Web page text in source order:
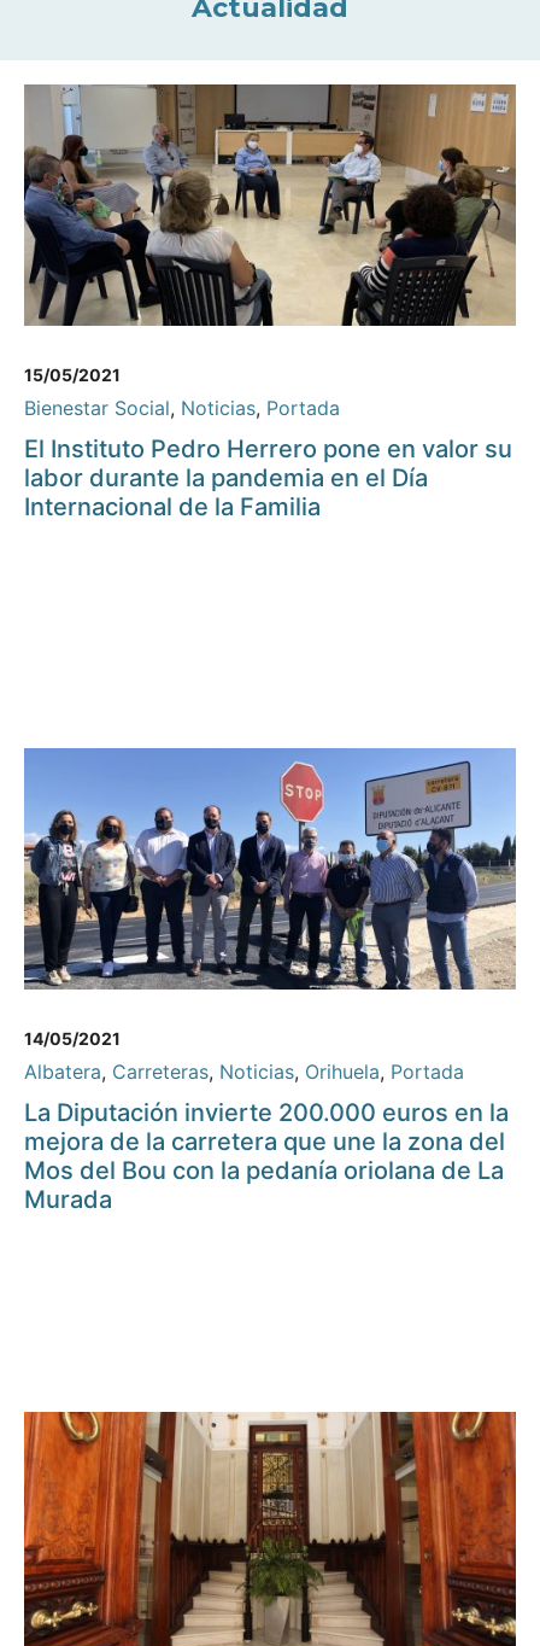
Actualidad
15/05/2021
Bienestar Social, Noticias, Portada
El Instituto Pedro Herrero pone en valor su
labor durante la pandemia en el Día
Internacional de la Familia
14/05/2021
Albatera, Carreteras, Noticias, Orihuela, Portada
La Diputación invierte 200.000 euros en la
mejora de la carretera que une la zona del
Mos del Bou con la pedanía oriolana de La
Murada